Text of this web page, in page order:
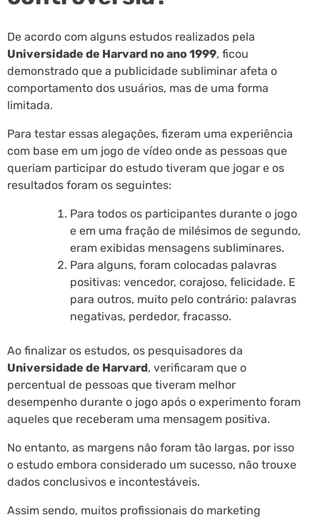
De acordo com alguns estudos realizados pela
Universidade de Harvard no ano 1999, ficou
demonstrado que a publicidade subliminar afeta o
comportamento dos usuários, mas de uma forma
limitada.
Para testar essas alegações, fizeram uma experiência
com base em um jogo de vídeo onde as pessoas que
queriam participar do estudo tiveram que jogar e os
resultados foram os seguintes:
Para todos os participantes durante o jogo
e em uma fração de milésimos de segundo,
eram exibidas mensagens subliminares.
Para alguns, foram colocadas palavras
positivas: vencedor, corajoso, felicidade. E
para outros, muito pelo contrário: palavras
negativas, perdedor, fracasso.
Ao finalizar os estudos, os pesquisadores da
Universidade de Harvard, verificaram que o
percentual de pessoas que tiveram melhor
desempenho durante o jogo após o experimento foram
aqueles que receberam uma mensagem positiva.
No entanto, as margens não foram tão largas, por isso
o estudo embora considerado um sucesso, não trouxe
dados conclusivos e incontestáveis.
Assim sendo, muitos profissionais do marketing